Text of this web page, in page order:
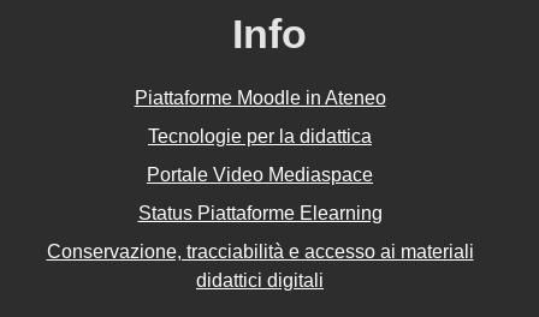
Info
Piattaforme Moodle in Ateneo
Tecnologie per la didattica
Portale Video Mediaspace
Status Piattaforme Elearning
Conservazione, tracciabilità e accesso ai materiali
didattici digitali